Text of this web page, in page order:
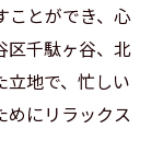
ことができ、心
区千駄ヶ谷、北
立地で、忙しい
めにリラックス